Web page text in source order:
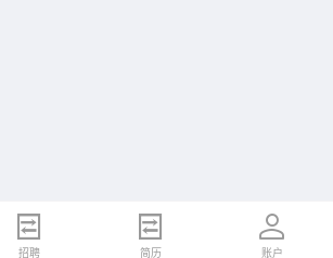
招聘 简历 账户